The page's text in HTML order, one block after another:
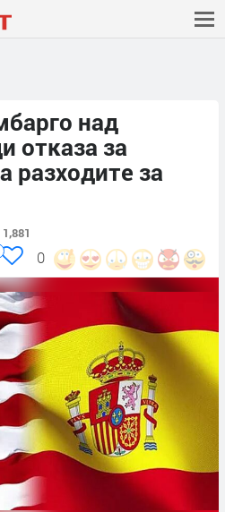
над
отказа за
разходите за
1,881
0